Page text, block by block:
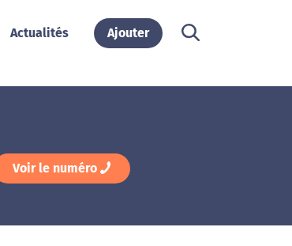
Actualités Ajouter
Voir le numéro